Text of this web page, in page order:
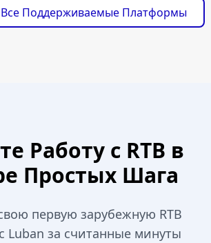
Поддерживаемые Платформы
Работу с RTB в
Простых Шага
первую зарубежную RTB
Luban за считанные минуты